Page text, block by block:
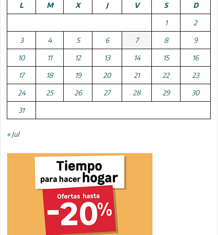
L
M X J V S D
1 2
3 4 5 6 7 8 9
10 11 12 13 14 15 16
17 18 19 20 21 22 23
24 25 26 27 28 29 30
31
« Jul